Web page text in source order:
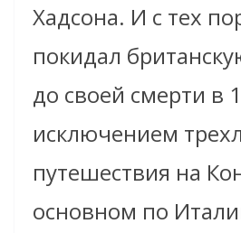
Хадсона. И с тех
покидал
до своей смерти в
исключением
путешествия на
основном по